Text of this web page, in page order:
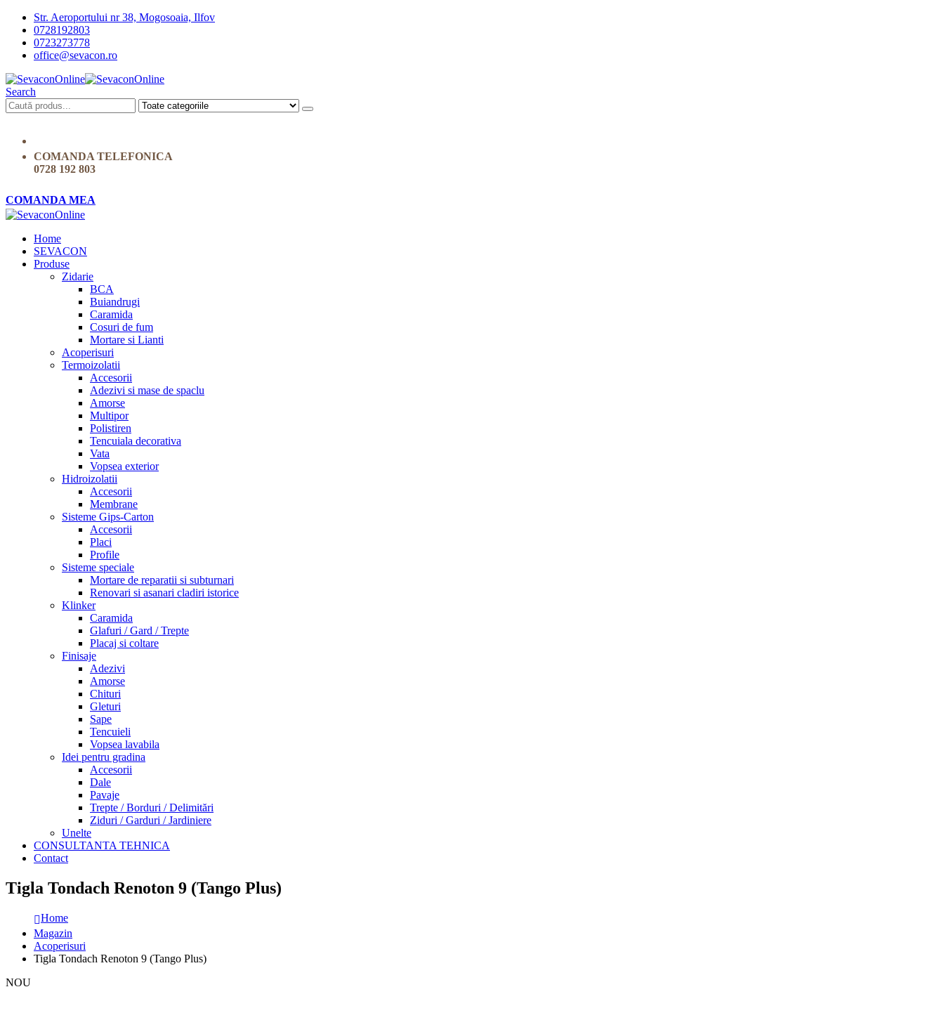
Str. Aeroportului nr 38, Mogosoaia, Ilfov
0728192803
0723273778
office@sevacon.ro
Search
COMANDA TELEFONICA
0728 192 803
COMANDA MEA
Home
SEVACON
Produse
Zidarie
BCA
Buiandrugi
Caramida
Cosuri de fum
Mortare si Lianti
Acoperisuri
Termoizolatii
Accesorii
Adezivi si mase de spaclu
Amorse
Multipor
Polistiren
Tencuiala decorativa
Vata
Vopsea exterior
Hidroizolatii
Accesorii
Membrane
Sisteme Gips-Carton
Accesorii
Placi
Profile
Sisteme speciale
Mortare de reparatii si subturnari
Renovari si asanari cladiri istorice
Klinker
Caramida
Glafuri / Gard / Trepte
Placaj si coltare
Finisaje
Adezivi
Amorse
Chituri
Gleturi
Sape
Tencuieli
Vopsea lavabila
Idei pentru gradina
Accesorii
Dale
Pavaje
Trepte / Borduri / Delimitări
Ziduri / Garduri / Jardiniere
Unelte
CONSULTANTA TEHNICA
Contact
Tigla Tondach Renoton 9 (Tango Plus)
Home
Magazin
Acoperisuri
Tigla Tondach Renoton 9 (Tango Plus)
NOU